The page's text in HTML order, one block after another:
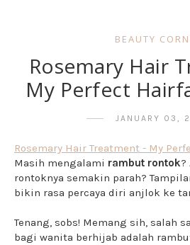
BEAUTY
Rosemary Hair
My Perfect
JANUARY 03,
Rosemary Hair Treatment - My
Masih mengalami rambut rontok?
rontoknya semakin parah?
bikin rasa percaya diri anjlok ke
Tenang, sobs! Memang sih, salah
bagi wanita berhijab adalah